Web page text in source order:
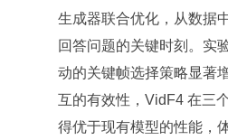
生成器联合优化，从数据
回答问题的关键时刻。实
动的关键帧选择策略显著
互的有效性，VidF4 在三
得优于现有模型的性能，